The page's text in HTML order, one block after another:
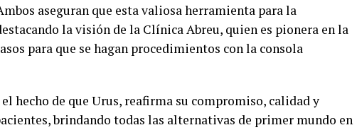
aseguran que esta valiosa herramienta para la
la visión de la Clínica Abreu, quien es pionera en la
para que se hagan procedimientos con la consola
hecho de que Urus, reafirma su compromiso, calidad y
brindando todas las alternativas de primer mundo en